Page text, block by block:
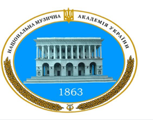
Пошук